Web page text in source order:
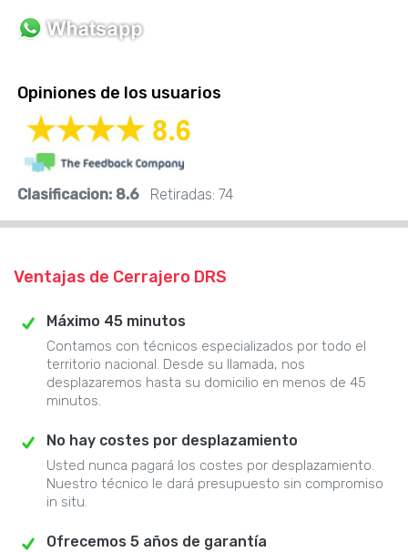
Opiniones de los usuarios
Clasificacion: 8.6 Retiradas: 74
Ventajas de Cerrajero DRS
Máximo 45 minutos
Contamos con técnicos especializados por todo el
territorio nacional. Desde su llamada, nos
desplazaremos hasta su domicilio en menos de 45
minutos.
No hay costes por desplazamiento
Usted nunca pagará los costes por desplazamiento.
Nuestro técnico le dará presupuesto sin compromiso
in situ.
Ofrecemos 5 años de garantía